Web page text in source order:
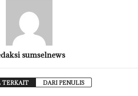
sumselnews
TERKAIT DARI PENULIS